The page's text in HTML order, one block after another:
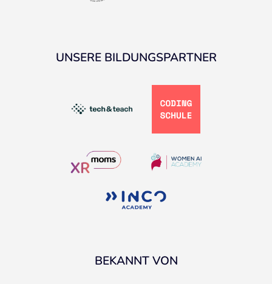
UNSERE BILDUNGSPARTNER
BEKANNT VON